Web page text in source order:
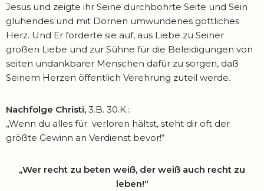
Jesus und zeigte ihr Seine durchbohrte Seite und Sein
glühendes und mit Dornen umwundenes göttliches
Herz. Und Er forderte sie auf, aus Liebe zu Seiner
großen Liebe und zur Sühne für die Beleidigungen von
seiten undankbarer Menschen dafür zu sorgen, daß
Seinem Herzen öffentlich Verehrung zuteil werde.
Nachfolge Christi, 3.B. 30.K.:
„Wenn du alles für verloren hältst, steht dir oft der
größte Gewinn an Verdienst bevor!“
„Wer recht zu beten weiß, der weiß auch recht zu
leben!“